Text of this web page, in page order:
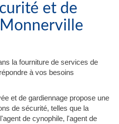
et de
la fourniture de services de
à vos besoins
et de gardiennage propose une
de sécurité, telles que la
de cynophile, l'agent de